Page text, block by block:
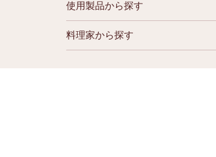
使用製品から探す
料理家から探す